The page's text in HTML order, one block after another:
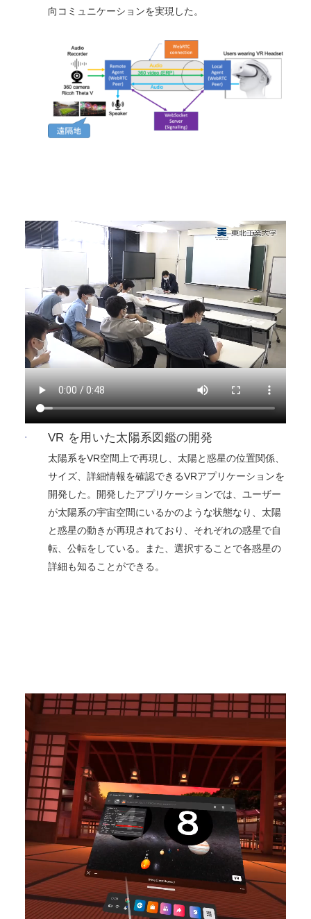
向コミュニケーションを実現した。
VR を用いた太陽系図鑑の開発
太陽系をVR空間上で再現し、太陽と惑星の位置関係、
サイズ、詳細情報を確認できるVRアプリケーションを
開発した。開発したアプリケーションでは、ユーザー
が太陽系の宇宙空間にいるかのような状態なり、太陽
と惑星の動きが再現されており、それぞれの惑星で自
転、公転をしている。また、選択することで各惑星の
詳細も知ることができる。